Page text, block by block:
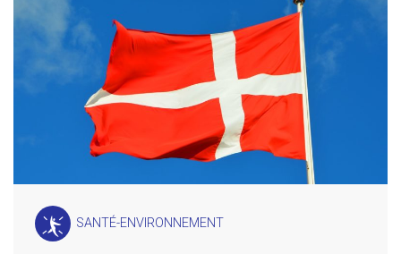
SANTÉ-ENVIRONNEMENT